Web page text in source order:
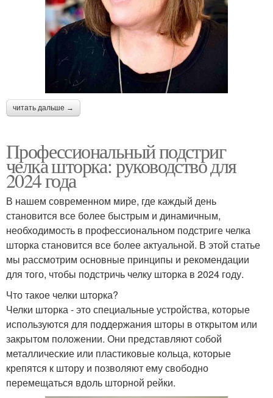
читать дальше →
Профессиональный подстриг
челка шторка: руководство для
2024 года
В нашем современном мире, где каждый день
становится все более быстрым и динамичным,
необходимость в профессиональном подстриге челка
шторка становится все более актуальной. В этой статье
мы рассмотрим основные принципы и рекомендации
для того, чтобы подстричь челку шторка в 2024 году.
Что такое челки шторка?
Челки шторка - это специальные устройства, которые
используются для поддержания шторы в открытом или
закрытом положении. Они представляют собой
металлические или пластиковые кольца, которые
крепятся к штору и позволяют ему свободно
перемещаться вдоль шторной рейки.